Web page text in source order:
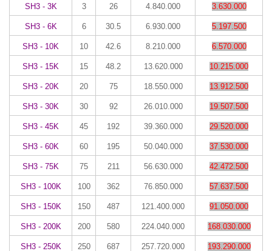
SH3 - 3K 3 26 4.840.000 3.630.000
SH3 - 6K 6 30.5 6.930.000 5.197.500
SH3 - 10K 10 42.6 8.210.000 6.570.000
SH3 - 15K 15 48.2 13.620.000 10.215.000
SH3 - 20K 20 75 18.550.000 13.912.500
SH3 - 30K 30 92 26.010.000 19.507.500
SH3 - 45K 45 192 39.360.000 29.520.000
SH3 - 60K 60 195 50.040.000 37.530.000
SH3 - 75K 75 211 56.630.000 42.472.500
SH3 - 100K 100 362 76.850.000 57.637.500
SH3 - 150K 150 487 121.400.000 91.050.000
SH3 - 200K 200 580 224.040.000 168.030.000
SH3 - 250K 250 687 257.720.000 193.290.000